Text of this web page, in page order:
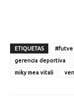
ETIQUETAS #futve
gerencia deportiva
miky mea vitali